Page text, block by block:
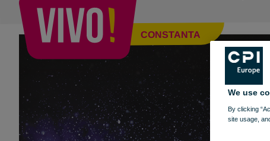
CONSTANTA
Donează o carte sau o jucărie!
We use
By clicking
site usage,